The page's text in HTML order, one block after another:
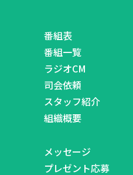
番組表
番組一覧
ラジオCM
司会依頼
スタッフ紹介
組織概要
メッセージ
プレゼント応募